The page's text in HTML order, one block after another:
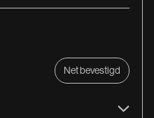
Net bevestigd